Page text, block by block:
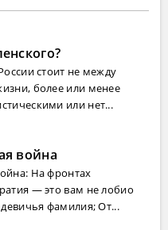
стоит не между
более или менее
или нет...
война
На фронтах
— это вам не лобио
фамилия; От...